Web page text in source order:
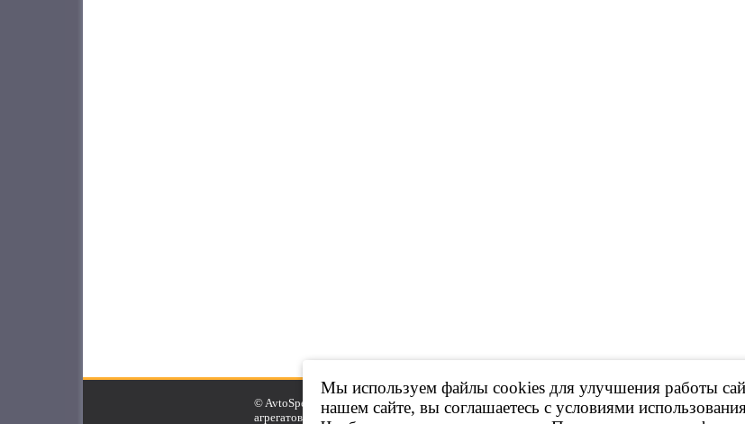
© AvtoSpeed.Ru, 2007-2025. Продажа контрактных ДВС, КПП и др.
агрегатов.
Мы используем файлы cookies для улучшения работы
нашем сайте, вы соглашаетесь с условиями